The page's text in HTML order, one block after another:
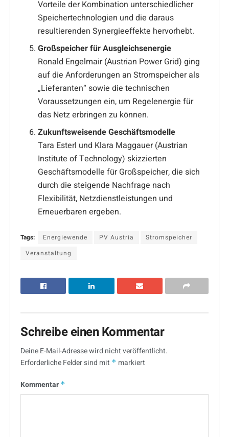
Vorteile der Kombination unterschiedlicher
Speichertechnologien und die daraus
resultierenden Synergieeffekte hervorhebt.
Großspeicher für Ausgleichsenergie
Ronald Engelmair (Austrian Power Grid) ging
auf die Anforderungen an Stromspeicher als
„Lieferanten“ sowie die technischen
Voraussetzungen ein, um Regelenergie für
das Netz erbringen zu können.
Zukunftsweisende Geschäftsmodelle
Tara Esterl und Klara Maggauer (Austrian
Institute of Technology) skizzierten
Geschäftsmodelle für Großspeicher, die sich
durch die steigende Nachfrage nach
Flexibilität, Netzdienstleistungen und
Erneuerbaren ergeben.
Tags: Energiewende PV Austria
Stromspeicher
Veranstaltung
Schreibe einen Kommentar
Deine E-Mail-Adresse wird nicht veröffentlicht.
Erforderliche Felder sind mit * markiert
Kommentar *